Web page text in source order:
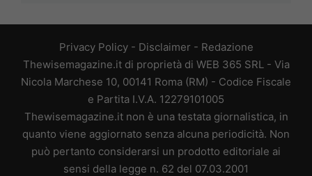
Privacy Policy- Disclaimer - Redazione
Thewisemagazine.it di proprietà di WEB 365 SRL - Via
Nicola Marchese 10, 00141 Roma (RM) - Codice Fiscale
e Partita I.V.A. 12279101005
Thewisemagazine.it non è una testata giornalistica, in
quanto viene aggiornato senza alcuna periodicità. Non
può pertanto considerarsi un prodotto editoriale ai
sensi della legge n. 62 del 07.03.2001